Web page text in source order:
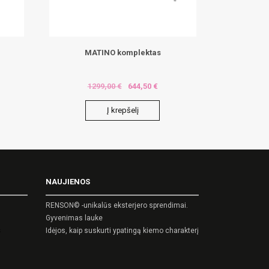
MATINO komplektas
1299,00€ 644,50 €
Į krepšelį
NAUJIENOS
RENSON© -unikalūs eksterjero sprendimai.
Gyvenimas lauke
Idėjos, kaip suskurti ypatingą kiemo charakterį